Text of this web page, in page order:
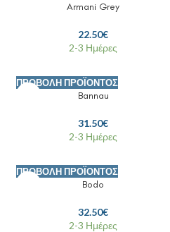
Armani Grey
22.50€
2-3 Ημέρες
ΠΡΟΒΟΛΉ ΠΡΟΪΌΝΤΟΣ
Bannau
31.50€
2-3 Ημέρες
ΠΡΟΒΟΛΉ ΠΡΟΪΌΝΤΟΣ
Bodo
32.50€
2-3 Ημέρες